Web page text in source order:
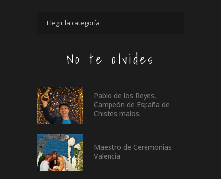
No te olvides
Pablo de los Reyes,
Campeón de España de
Chistes malos.
Maestro de Ceremonias
Valencia